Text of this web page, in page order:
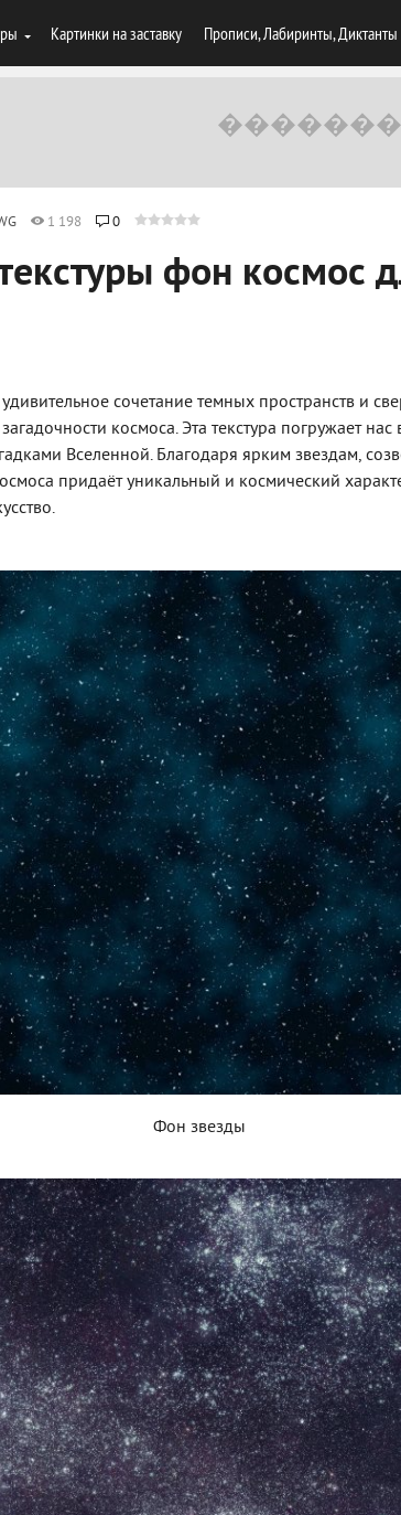
Картинки на заставку Прописи, Лабиринты, Диктанты
1 198 0
фон космос
сочетание темных пространств и
космоса. Эта текстура погружает
Вселенной. Благодаря ярким звездам,
придаёт уникальный и космический
Фон звезды